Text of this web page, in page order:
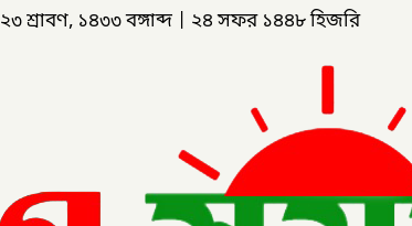
২৩ শ্রাবণ, ১৪৩৩ বঙ্গাব্দ ২৪ সফর ১৪৪৮ হিজরি